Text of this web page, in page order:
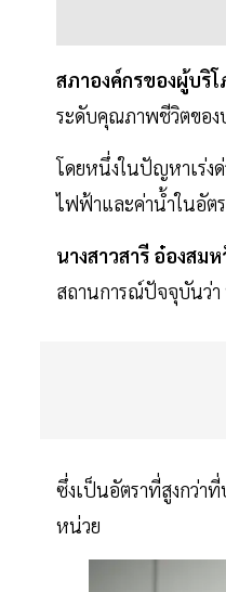
สภาองค์กรของผู้บริ
ระดับคุณภาพชีวิตของ
โดยหนึ่งในปัญหาเร่ง
ไฟฟ้าและค่าน้ำในอัต
นางสาวสารี อ๋องสม
สถานการณ์ปัจจุบันว่า
ซึ่งเป็นอัตราที่สูงกว่า
หน่วย